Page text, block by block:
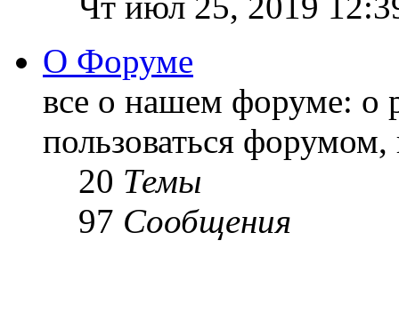
О Форуме
все о нашем форуме: о
пользоваться
20 Темы
97 Сообщения